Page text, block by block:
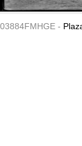
03884FMHGE -